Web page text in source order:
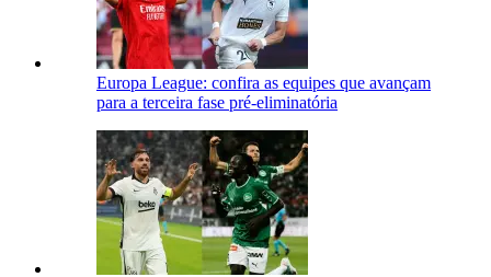
Europa League: confira as equipes que avançam
para a terceira fase pré-eliminatória